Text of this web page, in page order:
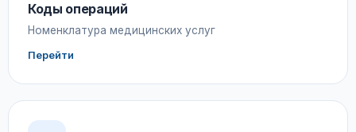
Коды операций
Номенклатура медицинских услуг
Перейти